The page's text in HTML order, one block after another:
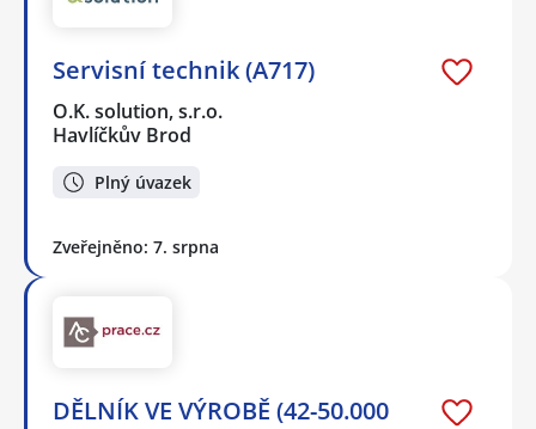
Servisní technik (A717)
O.K. solution, s.r.o.
Havlíčkův Brod
Plný úvazek
Zveřejněno: 7. srpna
DĚLNÍK VE VÝROBĚ (42-50.000